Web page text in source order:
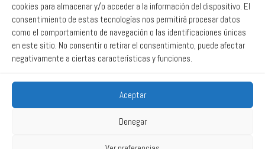
cookies para almacenar y/o acceder a la información del dispositivo. El
consentimiento de estas tecnologías nos permitirá procesar datos
como el comportamiento de navegación o las identificaciones únicas
en este sitio. No consentir o retirar el consentimiento, puede afectar
negativamente a ciertas características y funciones.
Aceptar
Denegar
Política de privacidad
Política de Sistema Interno de Información
Política de Cookies
Correo web